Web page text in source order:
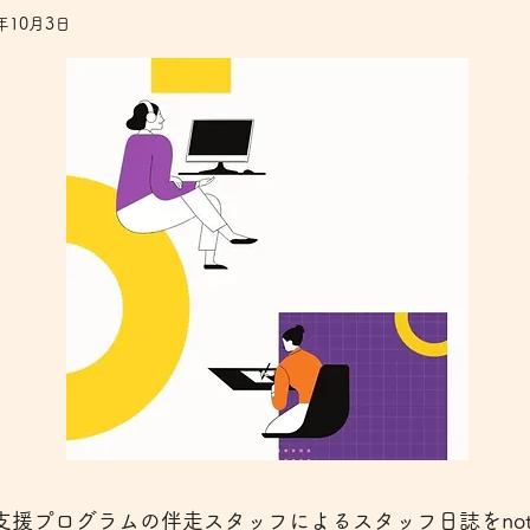
10月3日
援プログラムの伴走スタッフによるスタッフ日誌を